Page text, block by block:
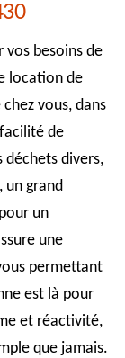
vos besoins de
location de
vous, dans
de
déchets divers,
grand
un
une
permettant
est là pour
et réactivité,
que jamais.